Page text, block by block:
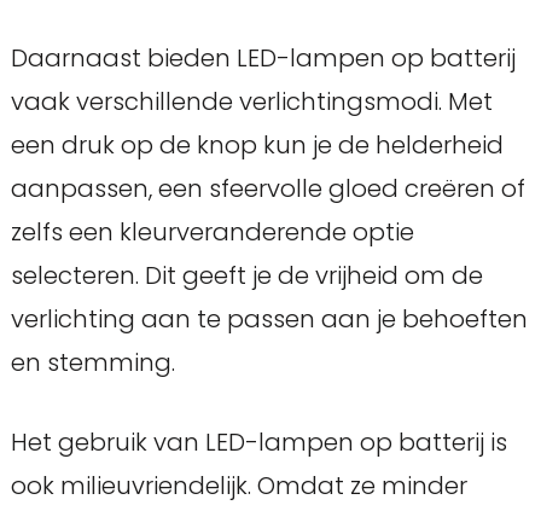
Daarnaast bieden LED-lampen op batterij
vaak verschillende verlichtingsmodi. Met
een druk op de knop kun je de helderheid
aanpassen, een sfeervolle gloed creëren of
zelfs een kleurveranderende optie
selecteren. Dit geeft je de vrijheid om de
verlichting aan te passen aan je behoeften
en stemming.
Het gebruik van LED-lampen op batterij is
ook milieuvriendelijk. Omdat ze minder